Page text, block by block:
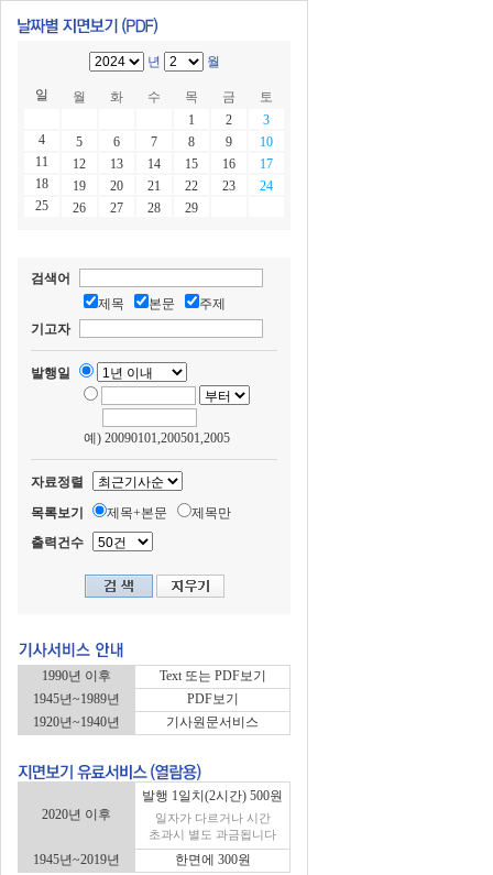
년 월
일 월 화 수 목 금
토
1
2
3
4
5 6 7 8 9
10
11
12 13 14 15 16
17
18
19 20 21 22 23
24
25
26 27 28 29
검색어
제목
본문
주제
기고자
발행일
예) 20090101,200501,2005
자료정렬
목록보기
제목+본문
제목만
출력건수
1990년 이후
Text 또는 PDF보기
1945년~1989년
PDF보기
1920년~1940년
기사원문서비스
2020년 이후
발행 1일치(2시간) 500원
일자가 다르거나 시간
초과시 별도 과금됩니다
1945년~2019년 한면에 300원